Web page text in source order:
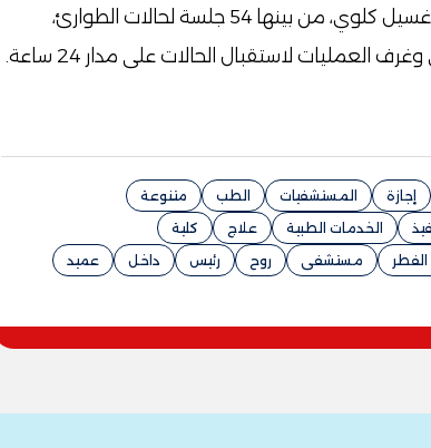
جراحية متنوعة، إلى جانب تنفيذ 149 جلسة غسيل كلوي، من بينها 54 جلسة لحالات الطوارئ،
لاستقبال الحالات على مدار 24 ساعة.
إجازة المستشفيات الطب
متنوعة
الخدمات الطبية علاج
كلية
الفطر مستشفى روح رئيس داخل
عميد